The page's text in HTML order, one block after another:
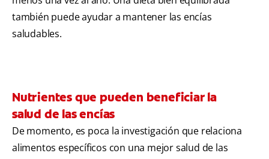
también puede ayudar a mantener las encías
saludables.
Nutrientes que pueden beneficiar la
salud de las encías
De momento, es poca la investigación que relaciona
alimentos específicos con una mejor salud de las